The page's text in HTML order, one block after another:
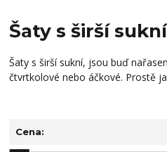
Šaty s širší sukní
Šaty s širší sukní, jsou buď
čtvrtkolové nebo áčkové. Prostě
Cena: